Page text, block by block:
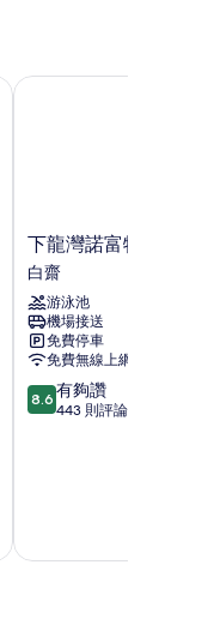
下
龍
灣
諾
富
特
飯
店
白
下龍灣諾富特飯店
白齋
游泳池
機場接送
免費停車
免費無線上網
8.6
分，
讚，
8.6 有夠讚
443 則評論
下龍灣諾富特飯店